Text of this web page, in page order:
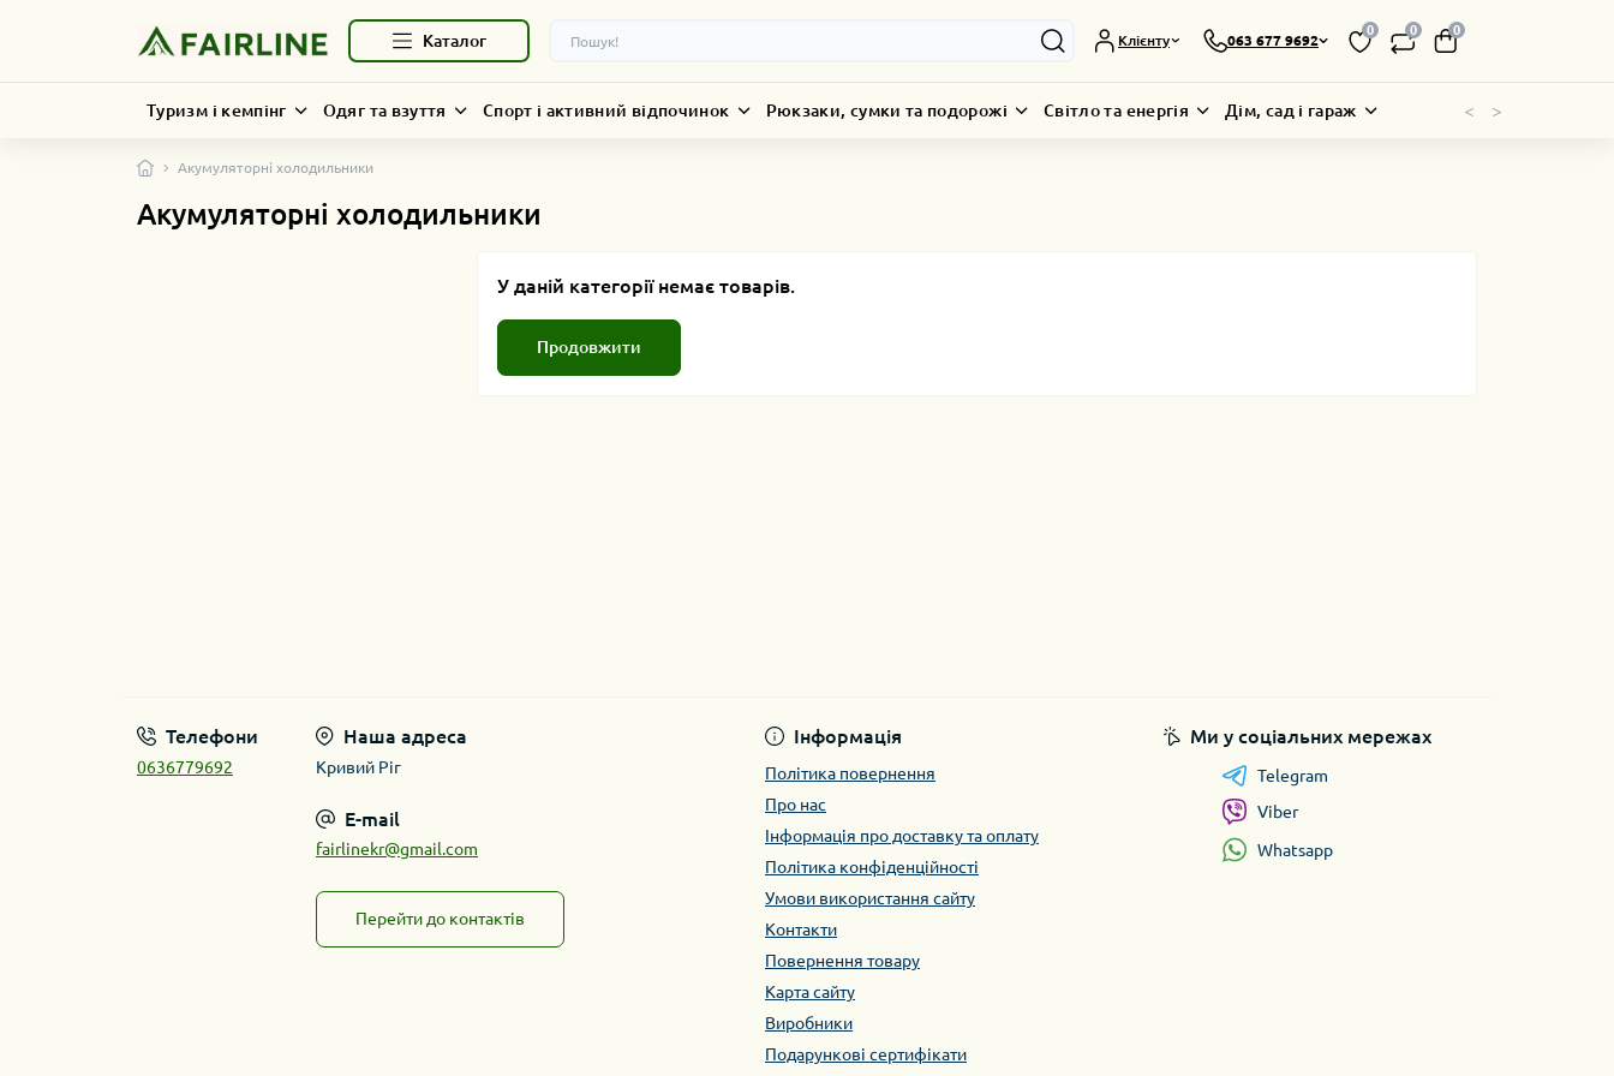
Каталог Клієнту 063 677 9692
0 0 0
Туризм і кемпінг Одяг та взуття Спорт і активний відпочинок Рюкзаки, сумки та подорожі Світло та енергія Дім, сад і гараж < >
Акумуляторні холодильники
Акумуляторні холодильники
У даній категорії немає товарів.
Продовжити
Телефони
0636779692
Наша адреса
Кривий Ріг
E-mail
fairlinekr@gmail.com
Перейти до контактів
Інформація
Політика повернення
Про нас
Інформація про доставку та оплату
Політика конфіденційності
Умови використання сайту
Контакти
Повернення товару
Карта сайту
Виробники
Подарункові сертифікати
Ми у соціальних мережах
Telegram
Viber
Whatsapp